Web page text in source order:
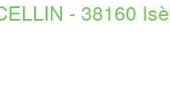
- 38160